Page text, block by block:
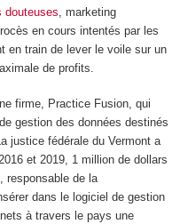
douteuses , marketing
en cours intentés par les
en train de lever le voile sur un
de profits.
firme, Practice Fusion, qui
gestion des données destinés
justice fédérale du Vermont a
et 2019, 1 million de dollars
responsable de la
dans le logiciel de gestion
à travers le pays une